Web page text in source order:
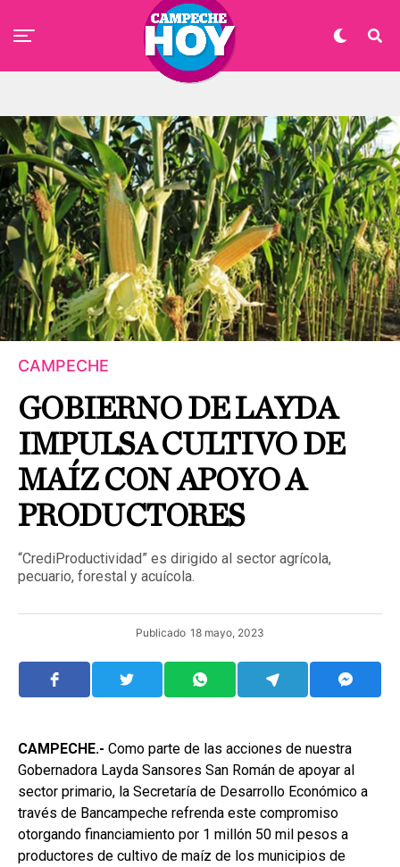
CAMPECHE
GOBIERNO DE LAYDA
IMPULSA CULTIVO DE
MAÍZ CON APOYO A
PRODUCTORES
“CrediProductividad” es dirigido al sector agrícola,
pecuario, forestal y acuícola.
Publicado 18 mayo, 2023
CAMPECHE.- Como parte de las acciones de nuestra
Gobernadora Layda Sansores San Román de apoyar al
sector primario, la Secretaría de Desarrollo Económico a
través de Bancampeche refrenda este compromiso
otorgando financiamiento por 1 millón 50 mil pesos a
productores de cultivo de maíz de los municipios de